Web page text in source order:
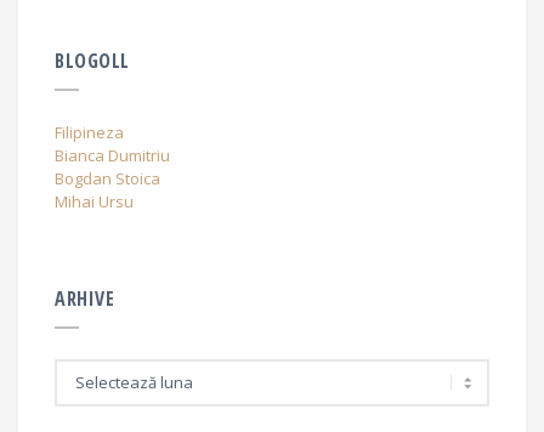
BLOGOLL
Filipineza
Bianca Dumitriu
Bogdan Stoica
Mihai Ursu
ARHIVE